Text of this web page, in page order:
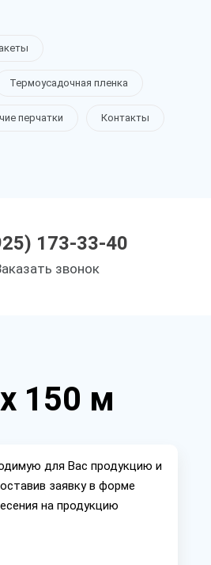
Термоусадочная пленка
перчатки Контакты
173-33-40
звонок
150 м
для Вас продукцию и
заявку в форме
на продукцию